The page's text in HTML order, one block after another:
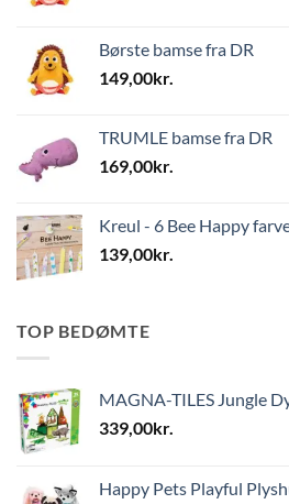
Børste bamse fra DR
149,00kr.
TRUMLE bamse fra DR
169,00kr.
Kreul - 6 Bee Happy
139,00kr.
TOP BEDØMTE
MAGNA-TILES Jungle
339,00kr.
Happy Pets Playful